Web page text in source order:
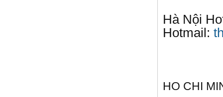
Hà Nội
Hotmail:
HO CHI